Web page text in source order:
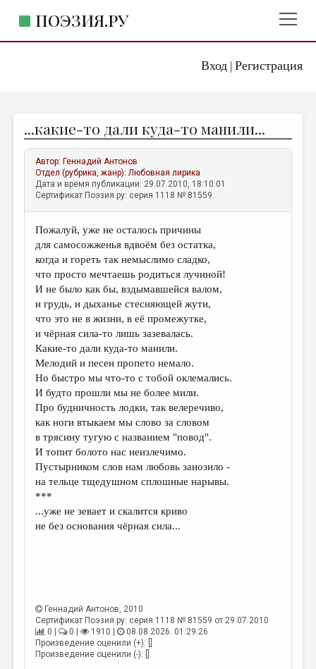
Вход| Регистрация
ПОЭЗИЯ.РУ
ЖАНРЫ
АВТОРЫ
КОММЕНТАРИИ
ЛИТСАЛОН
НОВОСТИ
ПРАВИЛА САЙТА
ОТДЕЛЫ И РУБРИКИ
ИЗБРАННОЕ
ДАЙДЖЕСТ
ПРОИЗВЕДЕНИЯ
ПЕРЕВОДЫ
КОНКУРСЫ
ДЕТСКАЯ КОМНАТА
КНИЖНАЯ ПОЛКА
ОБЗОР ЛИТЕРАТУРЫ
СТРАНИЦЫ ПАМЯТИ
ОБЪЯВЛЕНИЯ
ОТ РЕДАКЦИИ
МАЛАЯ ПРОЗА
ЭССЕИСТИКА
...какие-то дали куда-то манили...
Автор: Геннадий Антонов
Отдел (рубрика, жанр):Любовная лирика
Дата и время публикации: 29.07.2010, 18:10:01
Сертификат Поэзия.ру: серия 1118 № 81559
Пожалуй, уже не осталось причины
для самосожженья вдвоём без остатка,
когда и гореть так немыслимо сладко,
что просто мечтаешь родиться лучиной!
И не было как бы, вздымавшейся валом,
и грудь, и дыханье стесняющей жути,
что это не в жизни, в её промежутке,
и чёрная сила-то лишь зазевалась.
Какие-то дали куда-то манили.
Мелодий и песен пропето немало.
Но быстро мы что-то с тобой оклемались.
И будто прошли мы не более мили.
Про будничность лодки, так велеречиво,
как ноги втыкаем мы слово за словом
в трясину тугую с названием "повод".
И топит болото нас неизлечимо.
Пустырником слов нам любовь занозило -
на тельце тщедушном сплошные нарывы.
***
...уже не зевает и скалится криво
не без основания чёрная сила...
Геннадий Антонов, 2010
Сертификат Поэзия.ру: серия 1118 № 81559 от 29.07.2010
0 |
0 | 1910 |
08.08.2026. 01:29:26
Произведение оценили (+): []
Произведение оценили (-): []